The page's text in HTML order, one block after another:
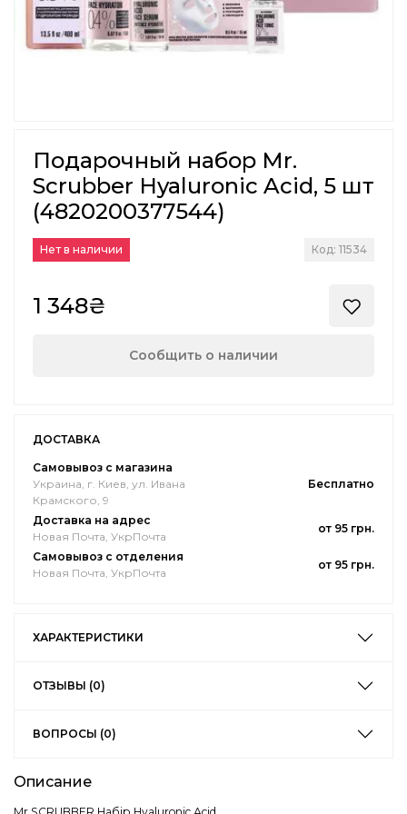
Подарочный набор Mr.
Scrubber Hyaluronic Acid, 5 шт
(4820200377544)
Нет в наличии Код: 11534
1 348₴
Сообщить о наличии
ДОСТАВКА
Самовывоз с магазина
Украина, г. Киев, ул. Ивана
Крамского, 9
Бесплатно
Доставка на адрес
Новая Почта, УкрПочта
от 95 грн.
Самовывоз с отделения
Новая Почта, УкрПочта
от 95 грн.
ХАРАКТЕРИСТИКИ
ОТЗЫВЫ (0)
ВОПРОСЫ (0)
Описание